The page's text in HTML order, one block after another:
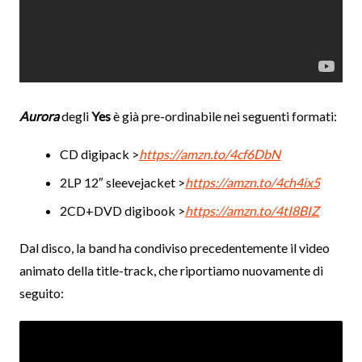
AuroradegliYesè già pre-ordinabile nei seguenti formati:
CD digipack >https://amzn.to/4cf6DbN
2LP 12″ sleevejacket >https://amzn.to/4ch4ix5
2CD+DVD digibook >https://amzn.to/4tI8BIZ
Dal disco, la band ha condiviso precedentemente il video
animato della title-track, che riportiamo nuovamente di
seguito: